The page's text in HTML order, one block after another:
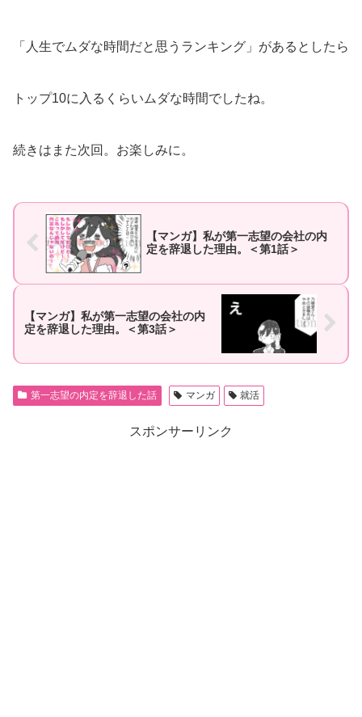
「人生でムダな時間だと思うランキング」があるとしたら
トップ10に入るくらいムダな時間でしたね。
続きはまた次回。お楽しみに。
【マンガ】私が第一志望の会社の内
定を辞退した理由。＜第1話＞
【マンガ】私が第一志望の会社の内
定を辞退した理由。＜第3話＞
第一志望の内定を辞退した話 マンガ 就活
スポンサーリンク